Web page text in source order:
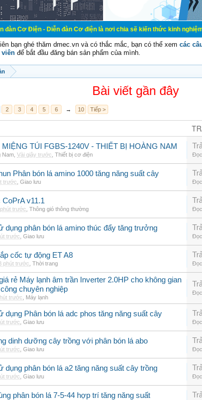
- Diễn đàn Cơ điện là nơi chia sẽ kiến thức kinh nghiệm trong
bạn ghé thăm dmec.vn và có thắc mắc, bạn có thể xem các
viên để bắt đầu đăng bán sản phẩm của mình.
Bài viết gần đây
2 3 4 5 6 → 10 Tiếp >
MIỆNG TÚI FGBS-1240V - THIẾT BỊ HOÀNG NAM
Nam Vài giây trước Thiết bị cơ điện
Phân bón lá amino 1000 tăng năng suất cây
trước Giao lưu
CoPrA v11.1
phút trước Thông gió thông thường
dụng phân bón lá amino thúc đẩy tăng trưởng
trước Giao lưu
cốc tự động ET A8
phút trước Thời trang
rẻ Máy lạnh âm trần Inverter 2.0HP cho không gian
chuyên nghiệp
trước Máy lạnh
dụng Phân bón lá adc phos tăng năng suất cây
trước Giao lưu
dinh dưỡng cây trồng với phân bón lá abo
trước Giao lưu
dụng phân bón lá a2 tăng năng suất cây trồng
trước Giao lưu
phân bón lá 7-5-44 hợp trí tăng năng suất